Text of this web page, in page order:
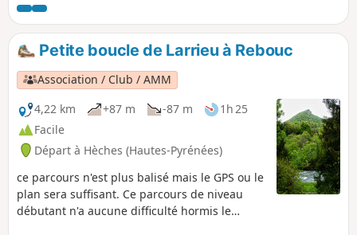
septembre mais reste praticable à
l'années. Chemin pouvant être boueux
100m avant le point 5. Boucle accessible
à pied ou à vélo. Vous découvrirez
Rebouc, Hèches et Héchettes; Bourgs
presque inchangés depuis 1820-1860
comme l'attestent les inscriptions sur
les portes taillées dans le marbre. Ce
parcours permettra également de
découvrir les chemins sinueux et
quelques fois abrupts qui reliaient
chacun de ces villages. Entre villages,
forêts et prairies, la promenade sera
Petite boucle de Larrieu à Rebouc
Association / Club / AMM
4,22 km
+87 m -87 m
1h 25
Facile
Départ à Hèches (Hautes-Pyrénées)
ce parcours n'est plus balisé mais le GPS ou le
plan sera suffisant. Ce parcours de niveau
débutant n'a aucune difficulté hormis le